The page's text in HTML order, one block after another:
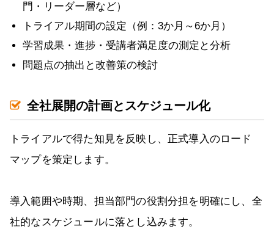
門・リーダー層など）
トライアル期間の設定（例：3か月～6か月）
学習成果・進捗・受講者満足度の測定と分析
問題点の抽出と改善策の検討
全社展開の計画とスケジュール化
トライアルで得た知見を反映し、正式導入のロード
マップを策定します。
導入範囲や時期、担当部門の役割分担を明確にし、全
社的なスケジュールに落とし込みます。